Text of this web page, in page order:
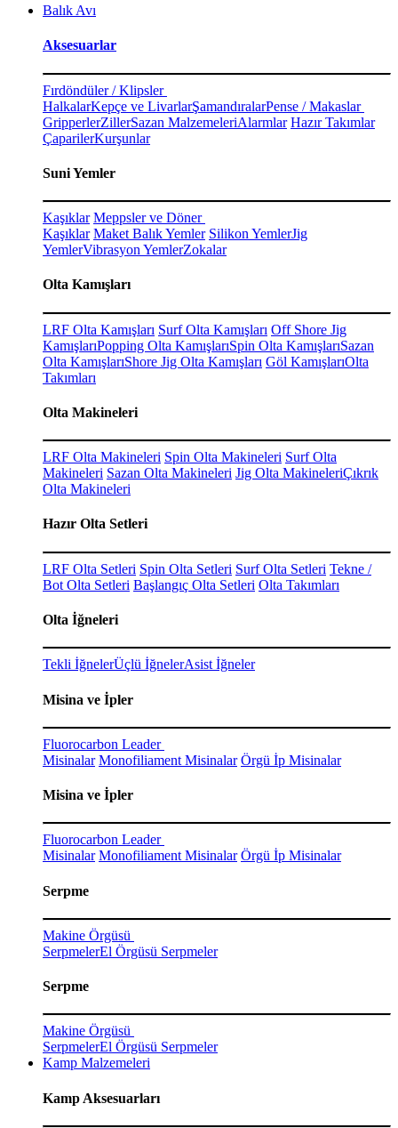
Balık Avı
Aksesuarlar
Fırdöndüler / Klipsler
HalkalarKepçe ve LivarlarŞamandıralarPense / Makaslar
GripperlerZillerSazan MalzemeleriAlarmlar Hazır Takımlar
ÇaparilerKurşunlar
Suni Yemler
Kaşıklar Meppsler ve Döner
Kaşıklar Maket Balık Yemler Silikon YemlerJig
YemlerVibrasyon YemlerZokalar
Olta Kamışları
LRF Olta Kamışları Surf Olta Kamışları Off Shore Jig
KamışlarıPopping Olta KamışlarıSpin Olta KamışlarıSazan
Olta KamışlarıShore Jig Olta Kamışları Göl KamışlarıOlta
Takımları
Olta Makineleri
LRF Olta Makineleri Spin Olta Makineleri Surf Olta
Makineleri Sazan Olta Makineleri Jig Olta MakineleriÇıkrık
Olta Makineleri
Hazır Olta Setleri
LRF Olta Setleri Spin Olta Setleri Surf Olta Setleri Tekne /
Bot Olta Setleri Başlangıç Olta Setleri Olta Takımları
Olta İğneleri
Tekli İğnelerÜçlü İğnelerAsist İğneler
Misina ve İpler
Fluorocarbon Leader
Misinalar Monofiliament Misinalar Örgü İp Misinalar
Misina ve İpler
Fluorocarbon Leader
Misinalar Monofiliament Misinalar Örgü İp Misinalar
Serpme
Makine Örgüsü
SerpmelerEl Örgüsü Serpmeler
Serpme
Makine Örgüsü
SerpmelerEl Örgüsü Serpmeler
Kamp Malzemeleri
Kamp Aksesuarları